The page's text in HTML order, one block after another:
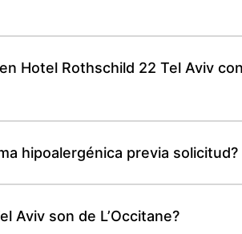
Hotel Rothschild 22 Tel Aviv
hipoalergénica previa solicitud?
Aviv son de L’Occitane?